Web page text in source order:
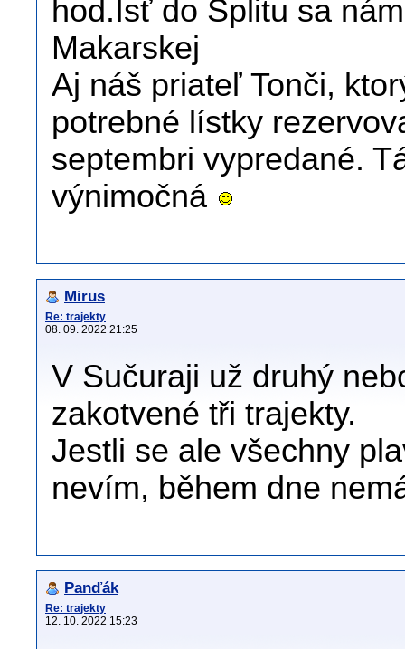
hod.Isť do Splitu sa
Makarskej
Aj náš priateľ Tonči,
potrebné lístky
septembri vypredané.
výnimočná
Mirus
Re: trajekty
08. 09. 2022 21:25
V Sučuraji už druhý
zakotvené tři trajekty.
Jestli se ale všechny
nevím, během dne
Panďák
Re: trajekty
12. 10. 2022 15:23